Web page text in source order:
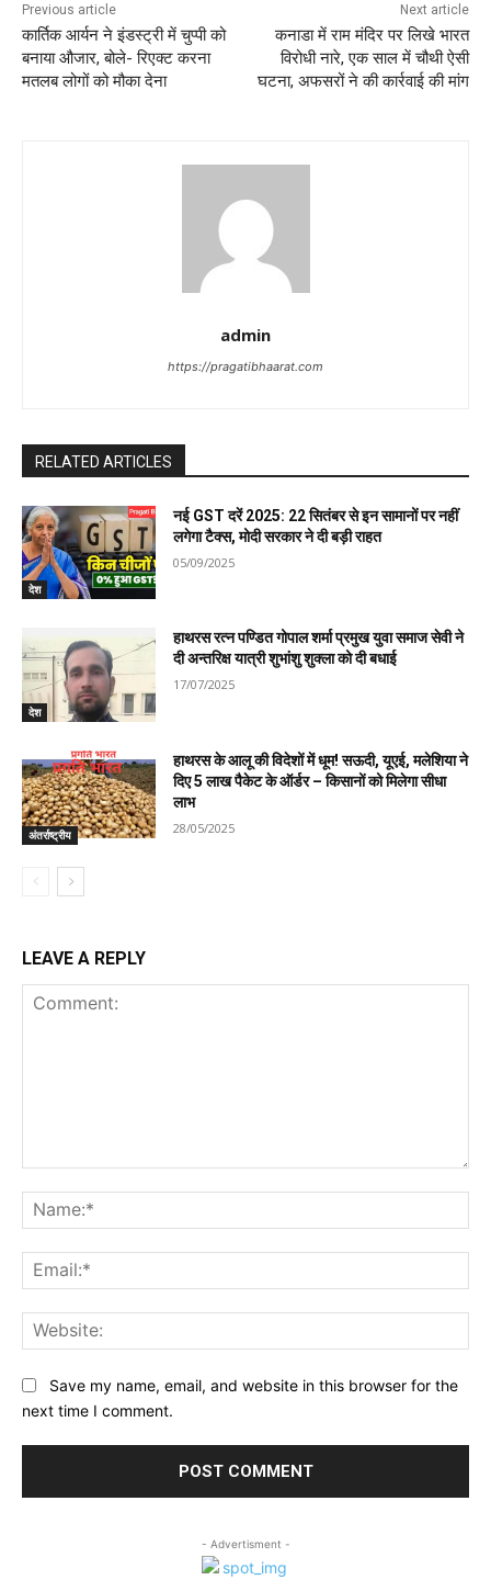
Previous article
कार्तिक आर्यन ने इंडस्ट्री में चुप्पी को
बनाया औजार, बोले- रिएक्ट करना
मतलब लोगों को मौका देना
Next article
कनाडा में राम मंदिर पर लिखे भारत
विरोधी नारे, एक साल में चौथी ऐसी
घटना, अफसरों ने की कार्रवाई की मांग
admin
https://pragatibhaarat.com
RELATED ARTICLES
देश
नई GST दरें 2025: 22 सितंबर से इन सामानों पर नहीं
लगेगा टैक्स, मोदी सरकार ने दी बड़ी राहत
05/09/2025
देश
हाथरस रत्न पण्डित गोपाल शर्मा प्रमुख युवा समाज सेवी ने
दी अन्तरिक्ष यात्री शुभांशु शुक्ला को दी बधाई
17/07/2025
अंतर्राष्ट्रीय
हाथरस के आलू की विदेशों में धूम! सऊदी, यूएई, मलेशिया ने
दिए 5 लाख पैकेट के ऑर्डर – किसानों को मिलेगा सीधा
लाभ
28/05/2025
LEAVE A REPLY
Save my name, email, and website in this browser for the
next time I comment.
- Advertisment -